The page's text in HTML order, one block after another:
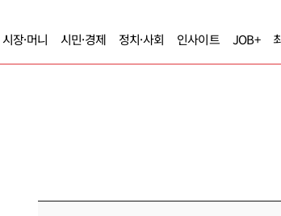
시장·머니 시민·경제 정치·사회 인사이트 JOB+